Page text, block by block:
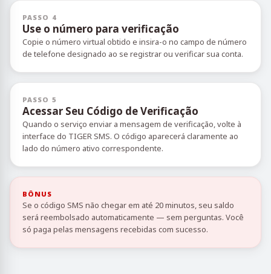
PASSO 4
Use o número para verificação
Copie o número virtual obtido e insira-o no campo de número
de telefone designado ao se registrar ou verificar sua conta.
PASSO 5
Acessar Seu Código de Verificação
Quando o serviço enviar a mensagem de verificação, volte à
interface do TIGER SMS. O código aparecerá claramente ao
lado do número ativo correspondente.
BÔNUS
Se o código SMS não chegar em até 20 minutos, seu saldo
será reembolsado automaticamente — sem perguntas. Você
só paga pelas mensagens recebidas com sucesso.